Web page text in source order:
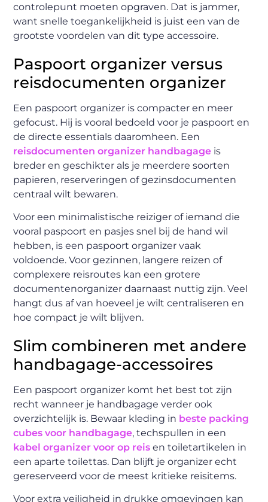
controlepunt moeten opgraven. Dat is jammer,
want snelle toegankelijkheid is juist een van de
grootste voordelen van dit type accessoire.
Paspoort organizer versus
reisdocumenten organizer
Een paspoort organizer is compacter en meer
gefocust. Hij is vooral bedoeld voor je paspoort en
de directe essentials daaromheen. Een
reisdocumenten organizer handbagage is
breder en geschikter als je meerdere soorten
papieren, reserveringen of gezinsdocumenten
centraal wilt bewaren.
Voor een minimalistische reiziger of iemand die
vooral paspoort en pasjes snel bij de hand wil
hebben, is een paspoort organizer vaak
voldoende. Voor gezinnen, langere reizen of
complexere reisroutes kan een grotere
documentenorganizer daarnaast nuttig zijn. Veel
hangt dus af van hoeveel je wilt centraliseren en
hoe compact je wilt blijven.
Slim combineren met andere
handbagage-accessoires
Een paspoort organizer komt het best tot zijn
recht wanneer je handbagage verder ook
overzichtelijk is. Bewaar kleding in beste packing
cubes voor handbagage, techspullen in een
kabel organizer voor op reis en toiletartikelen in
een aparte toilettas. Dan blijft je organizer echt
gereserveerd voor de meest kritieke reisitems.
Voor extra veiligheid in drukke omgevingen kan